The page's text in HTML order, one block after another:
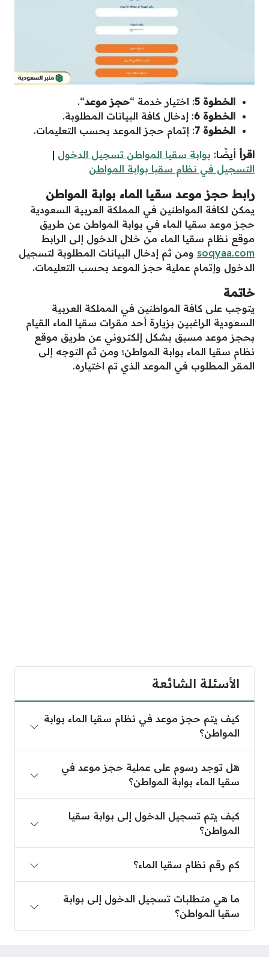
الخطوة 5 : اختيار خدمة “حجز موعد“.
الخطوة 6
: إدخال كافة البيانات المطلوبة.
الخطوة 7
: إتمام حجز الموعد بحسب التعليمات.
اقرأ أيضًا: بوابة سقيا المواطن تسجيل الدخول |
التسجيل في نظام سقيا بوابة المواطن
رابط حجز موعد سقيا الماء بوابة المواطن
يمكن لكافة المواطنين في المملكة العربية السعودية
حجز موعد سقيا الماء في بوابة المواطن عن طريق
موقع نظام سقيا الماء من خلال الدخول إلى الرابط
soqyaa.com ومن ثم إدخال البيانات المطلوبة لتسجيل
الدخول وإتمام عملية حجز الموعد بحسب التعليمات.
خاتمة
يتوجب على كافة المواطنين في المملكة العربية
السعودية الراغبين بزيارة أحد مقرات سقيا الماء القيام
بحجز موعد مسبق بشكل إلكتروني عن طريق موقع
نظام سقيا الماء بوابة المواطن؛ ومن ثم التوجه إلى
المقر المطلوب في الموعد الذي تم اختياره.
الأسئلة الشائعة
كيف يتم حجز موعد في نظام سقيا الماء بوابة
المواطن؟
هل توجد رسوم على عملية حجز موعد في
سقيا الماء بوابة المواطن؟
كيف يتم تسجيل الدخول إلى بوابة سقيا
المواطن؟
كم رقم نظام سقيا الماء؟
ما هي متطلبات تسجيل الدخول إلى بوابة
سقيا المواطن؟